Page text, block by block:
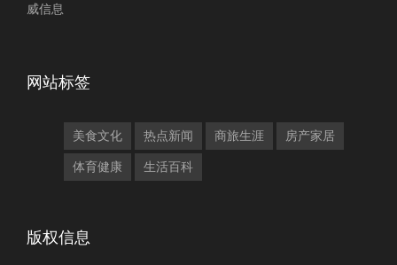
威信息
网站标签
美食文化 热点新闻 商旅生涯 房产家居
体育健康 生活百科
版权信息